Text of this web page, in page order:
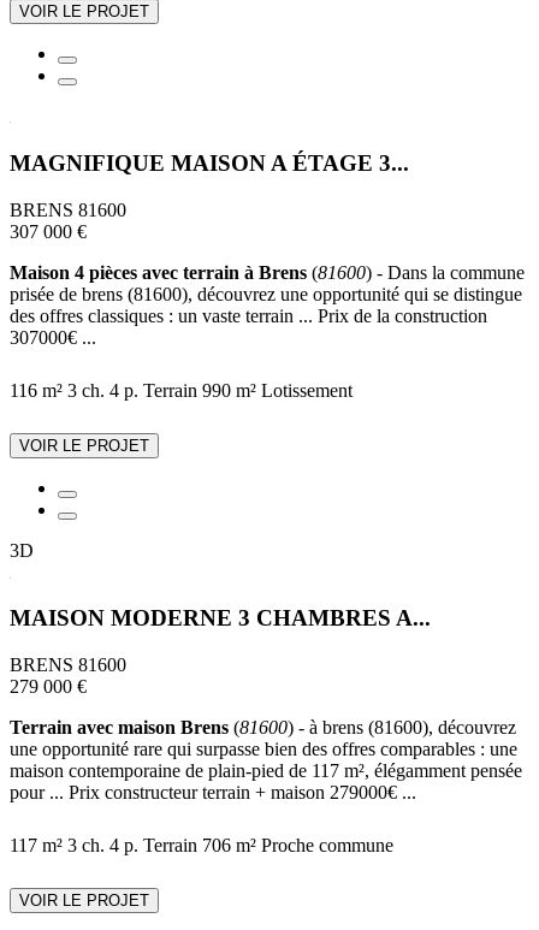
VOIR LE PROJET
MAGNIFIQUE MAISON A ÉTAGE 3...
BRENS 81600
307 000 €
Maison 4 pièces avec terrain à Brens (81600) - Dans la commune
prisée de brens (81600), découvrez une opportunité qui se distingue
des offres classiques : un vaste terrain ... Prix de la construction
307000€ ...
116 m² 3 ch. 4 p. Terrain 990 m² Lotissement
VOIR LE PROJET
3D
MAISON MODERNE 3 CHAMBRES A...
BRENS 81600
279 000 €
Terrain avec maison Brens (81600) - à brens (81600), découvrez
une opportunité rare qui surpasse bien des offres comparables : une
maison contemporaine de plain-pied de 117 m², élégamment pensée
pour ... Prix constructeur terrain + maison 279000€ ...
117 m² 3 ch. 4 p. Terrain 706 m² Proche commune
VOIR LE PROJET